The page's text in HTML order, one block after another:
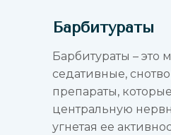
Барбитураты
Барбитураты – это
седативные,
препараты,
центральную
угнетая ее